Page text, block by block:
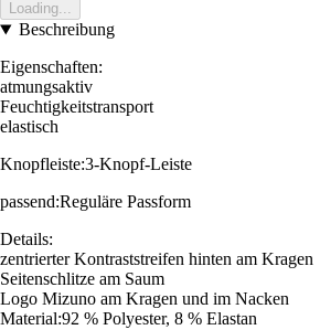
Loading...
Beschreibung
Eigenschaften:
atmungsaktiv
Feuchtigkeitstransport
elastisch
Knopfleiste:3-Knopf-Leiste
passend:Reguläre Passform
Details:
zentrierter Kontraststreifen hinten am Kragen
Seitenschlitze am Saum
Logo Mizuno am Kragen und im Nacken
Material:92 % Polyester, 8 % Elastan